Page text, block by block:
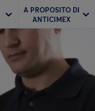
A PROPOSITO DI
ANTICIMEX